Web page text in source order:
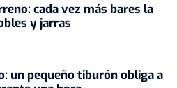
cada vez más bares la
y jarras
un pequeño tiburón obliga a